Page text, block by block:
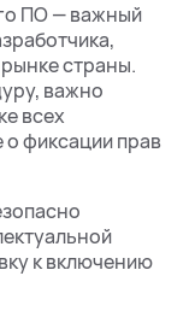
ПО — важный
страны.
важно
всех
фиксации прав
к включению